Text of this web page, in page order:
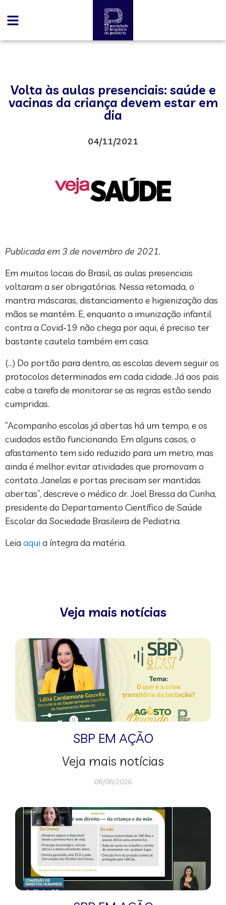
Volta às aulas presenciais: saúde e
vacinas da criança devem estar em
dia
04/11/2021
Publicada em 3 de novembro de 2021.
Em muitos locais do Brasil, as aulas presenciais
voltaram a ser obrigatórias. Nessa retomada, o
mantra máscaras, distanciamento e higienização das
mãos se mantém. E, enquanto a imunização infantil
contra a Covid-19 não chega por aqui, é preciso ter
bastante cautela também em casa.
(…) Do portão para dentro, as escolas devem seguir os
protocolos determinados em cada cidade. Já aos pais
cabe a tarefa de monitorar se as regras estão sendo
cumpridas.
“Acompanho escolas já abertas há um tempo, e os
cuidados estão funcionando. Em alguns casos, o
afastamento tem sido reduzido para um metro, mas
ainda é melhor evitar atividades que promovam o
contato. Janelas e portas precisam ser mantidas
abertas”, descreve o médico dr. Joel Bressa da Cunha,
presidente do Departamento Científico de Saúde
Escolar da Sociedade Brasileira de Pediatria.
Leia aqui a íntegra da matéria.
Veja mais notícias
SBP EM AÇÃO
Veja mais notícias
08/06/2026